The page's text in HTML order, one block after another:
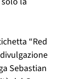
“Red
Sebastian